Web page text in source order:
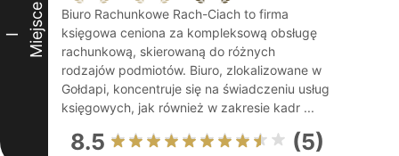
I Miejsce
Biuro Rachunkowe Rach-Ciach to firma
księgowa ceniona za kompleksową obsługę
rachunkową, skierowaną do różnych
rodzajów podmiotów. Biuro, zlokalizowane w
Gołdapi, koncentruje się na świadczeniu usług
księgowych, jak również w zakresie kadr ...
8.5 (5)